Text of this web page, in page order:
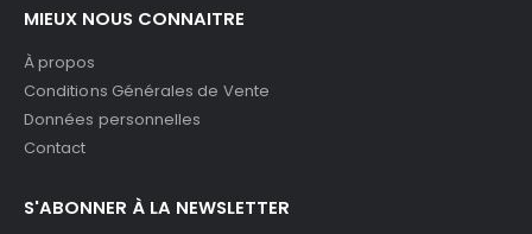
MIEUX NOUS CONNAITRE
À propos
Conditions Générales de Vente
Données personnelles
Contact
S'ABONNER À LA NEWSLETTER